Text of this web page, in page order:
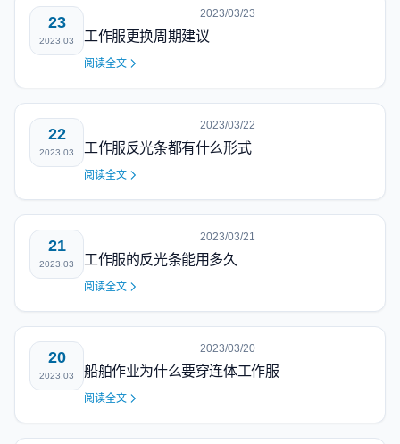
23
2023.03
2023/03/23
工作服更换周期建议
阅读全文
22
2023.03
2023/03/22
工作服反光条都有什么形式
阅读全文
21
2023.03
2023/03/21
工作服的反光条能用多久
阅读全文
20
2023.03
2023/03/20
船舶作业为什么要穿连体工作服
阅读全文